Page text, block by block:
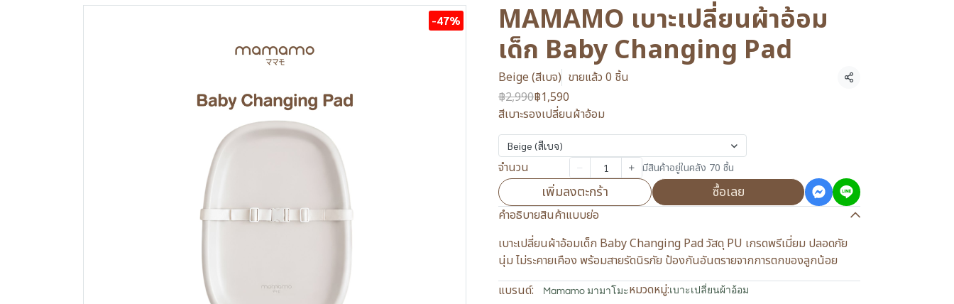
-47% MAMAMO เบาะเปลี่ยนผ้าอ้อม
เด็ก Baby Changing Pad
Beige (สีเบจ) ขายแล้ว 0 ชิ้น แชร์
฿2,990฿1,590
สีเบาะรองเปลี่ยนผ้าอ้อม
Beige (สีเบจ)
จำนวน มีสินค้าอยู่ในคลัง 70 ชิ้น
เพิ่มลงตะกร้า ซื้อเลย
คำอธิบายสินค้าแบบย่อ
เบาะเปลี่ยนผ้าอ้อมเด็ก Baby Changing Pad วัสดุ PU เกรดพรีเมี่ยม ปลอดภัย
นุ่ม ไม่ระคายเคือง พร้อมสายรัดนิรภัย ป้องกันอันตรายจากการตกของลูกน้อย
แบรนด์:
Mamamo มามาโมะหมวดหมู่:เบาะเปลี่ยนผ้าอ้อม